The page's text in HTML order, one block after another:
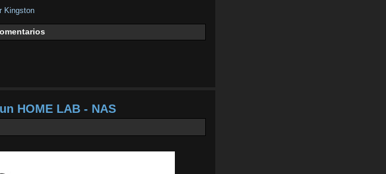
Kingston
HOME LAB - NAS